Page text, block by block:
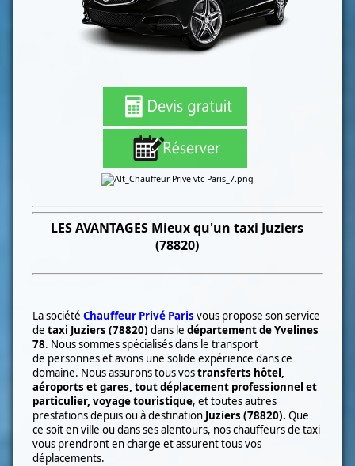
LESAVANTAGES Mieux qu'un taxi Juziers
(78820)
La société Chauffeur Privé Paris vous propose son service
de taxi Juziers (78820) dans ledépartement de Yvelines
78. Nous sommes spécialisés dans le transport
de personnes et avons une solide expérience dans ce
domaine. Nous assurons tous vostransferts hôtel,
aéroports et gares, tout déplacement professionnel et
particulier, voyage touristique, et toutes autres
prestations depuis ou à destination Juziers (78820).Que
ce soit en ville ou dans ses alentours, nos chauffeurs de taxi
vous prendront en charge et assurent tous vos
déplacements.